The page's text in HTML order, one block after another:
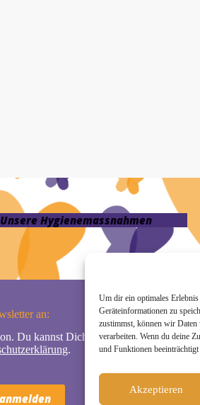
Um dir ein optimales
Geräteinformationen zu
zustimmst, können wir Daten
verarbeiten. Wenn du deine
und Funktionen
Akzeptieren
Hygienemassnahmen
an:
Du kannst Dich natürlich jederzeit
.